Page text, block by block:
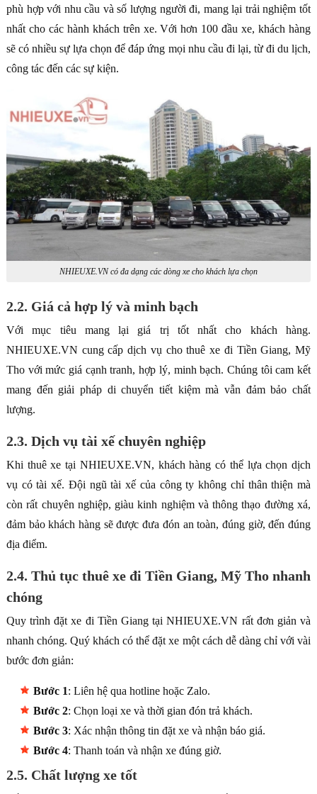
phù hợp với nhu cầu và số lượng người đi, mang lại trải nghiệm tốt
nhất cho các hành khách trên xe. Với hơn 100 đầu xe, khách hàng
sẽ có nhiều sự lựa chọn để đáp ứng mọi nhu cầu đi lại, từ đi du lịch,
công tác đến các sự kiện.
NHIEUXE.VN có đa dạng các dòng xe cho khách lựa chọn
2.2. Giá cả hợp lý và minh bạch
Với mục tiêu mang lại giá trị tốt nhất cho khách hàng.
NHIEUXE.VN cung cấp dịch vụ cho thuê xe đi Tiền Giang, Mỹ
Tho với mức giá cạnh tranh, hợp lý, minh bạch. Chúng tôi cam kết
mang đến giải pháp di chuyển tiết kiệm mà vẫn đảm bảo chất
lượng.
2.3. Dịch vụ tài xế chuyên nghiệp
Khi thuê xe tại NHIEUXE.VN, khách hàng có thể lựa chọn dịch
vụ có tài xế. Đội ngũ tài xế của công ty không chỉ thân thiện mà
còn rất chuyên nghiệp, giàu kinh nghiệm và thông thạo đường xá,
đảm bảo khách hàng sẽ được đưa đón an toàn, đúng giờ, đến đúng
địa điểm.
2.4. Thủ tục thuê xe đi Tiền Giang, Mỹ Tho nhanh
chóng
Quy trình đặt xe đi Tiền Giang tại NHIEUXE.VN rất đơn giản và
nhanh chóng. Quý khách có thể đặt xe một cách dễ dàng chỉ với vài
bước đơn giản:
Bước 1: Liên hệ qua hotline hoặc Zalo.
Bước 2: Chọn loại xe và thời gian đón trả khách.
Bước 3: Xác nhận thông tin đặt xe và nhận báo giá.
Bước 4: Thanh toán và nhận xe đúng giờ.
2.5. Chất lượng xe tốt